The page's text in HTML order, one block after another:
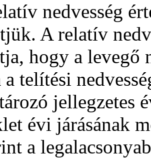
nedvesség
A relatív
hogy a levegő
a telítési
jellegzetes
évi járásának
a